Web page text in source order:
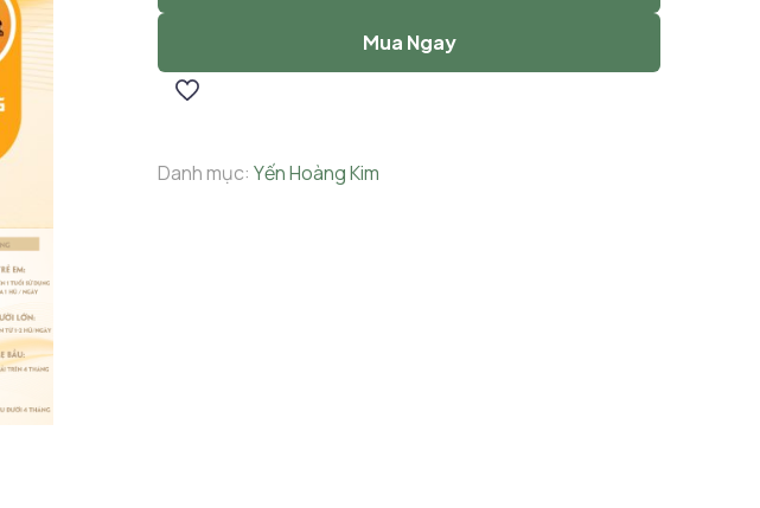
hũ
70ml
Sào
Mua Ngay
Danh mục: Yến Hoàng Kim